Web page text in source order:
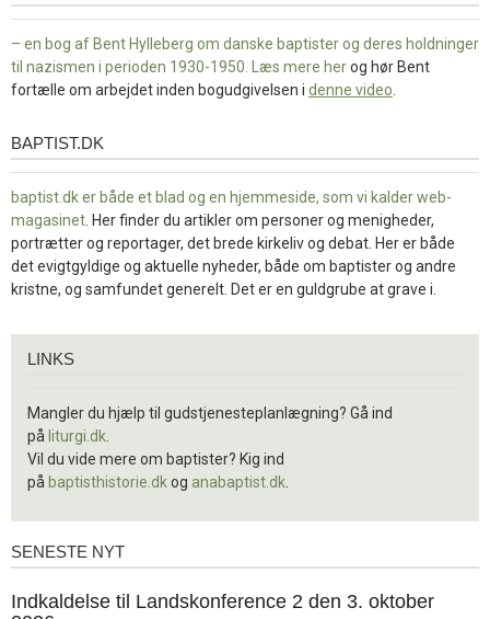
– en bog af Bent Hylleberg om danske baptister og deres holdninger
til nazismen i perioden 1930-1950. Læs mere herog hør Bent
fortælle om arbejdet inden bogudgivelsen i denne video
baptist.dk
BAPTIST.DK
baptist.dk er både et blad og en hjemmeside, som vi kalder web-
magasinet . Her finder du artikler om personer og menigheder,
portrætter og reportager, det brede kirkeliv og debat. Her er både
det evigtgyldige og aktuelle nyheder, både om baptister og andre
kristne, og samfundet generelt. Det er en guldgrube at grave i.
LINKS
Mangler du hjælp til gudstjenesteplanlægning? Gå ind
på liturgi.dk
Vil du vide mere om baptister? Kig ind
på baptisthistorie.dkog anabaptist.dk
Seneste
SENESTE NYT
1.
jul.
Indkaldelse til Landskonference 2 den 3. oktober